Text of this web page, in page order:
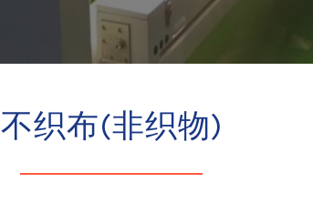
不织布(非织物)